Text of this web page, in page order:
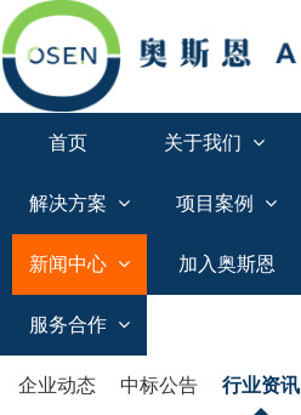
首页 关于我们
解决方案 项目案例
新闻中心 加入奥斯恩
服务合作
企业动态 中标公告 行业资讯